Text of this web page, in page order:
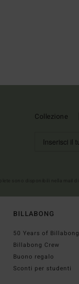
Collezione
BILLABONG
50 Years of Billabong
Billabong Crew
Buono regalo
Sconti per studenti